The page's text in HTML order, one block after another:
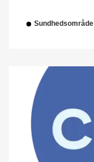
Sundhedsområde